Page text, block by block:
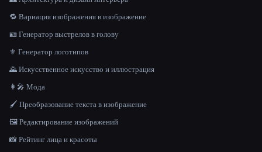
🔁 Вариация изображения в изображение
🪪 Генератор выстрелов в голову
⚜️ Генератор логотипов
🌄 Искусственное искусство и иллюстрация
👩‍🎤 Мода
🖌️ Преобразование текста в изображение
🖼️ Редактирование изображений
📸 Рейтинг лица и красоты